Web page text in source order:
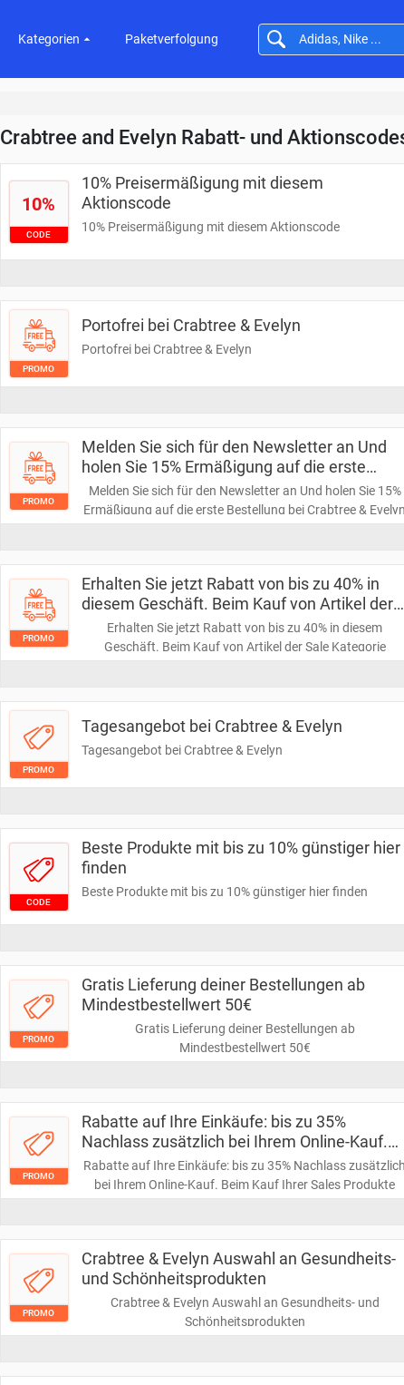
Kategorien Paketverfolgung
Crabtree and Evelyn Rabatt- und
10%
CODE
10% Preisermäßigung mit diesem
Aktionscode
10% Preisermäßigung mit diesem Aktionscode
PROMO
Portofrei bei Crabtree & Evelyn
Portofrei bei Crabtree & Evelyn
PROMO
Melden Sie sich für den Newsletter an Und
holen Sie 15% Ermäßigung auf die erste
Bestellung bei Crabtree & Evelyn
Melden Sie sich für den Newsletter an Und holen Sie 15%
Ermäßigung auf die erste Bestellung bei Crabtree & Evelyn
PROMO
Erhalten Sie jetzt Rabatt von bis zu 40% in
diesem Geschäft. Beim Kauf von Artikel der
Sale Kategorie
Erhalten Sie jetzt Rabatt von bis zu 40% in diesem
Geschäft. Beim Kauf von Artikel der Sale Kategorie
PROMO
Tagesangebot bei Crabtree & Evelyn
Tagesangebot bei Crabtree & Evelyn
CODE
Beste Produkte mit bis zu 10% günstiger hier
finden
Beste Produkte mit bis zu 10% günstiger hier finden
PROMO
Gratis Lieferung deiner Bestellungen ab
Mindestbestellwert 50€
Gratis Lieferung deiner Bestellungen ab
Mindestbestellwert 50€
PROMO
Rabatte auf Ihre Einkäufe: bis zu 35%
Nachlass zusätzlich bei Ihrem Online-Kauf.
Beim Kauf Ihrer Sales Produkte
Rabatte auf Ihre Einkäufe: bis zu 35% Nachlass zusätzlich
bei Ihrem Online-Kauf. Beim Kauf Ihrer Sales Produkte
PROMO
Crabtree & Evelyn Auswahl an Gesundheits-
und Schönheitsprodukten
Crabtree & Evelyn Auswahl an Gesundheits- und
Schönheitsprodukten